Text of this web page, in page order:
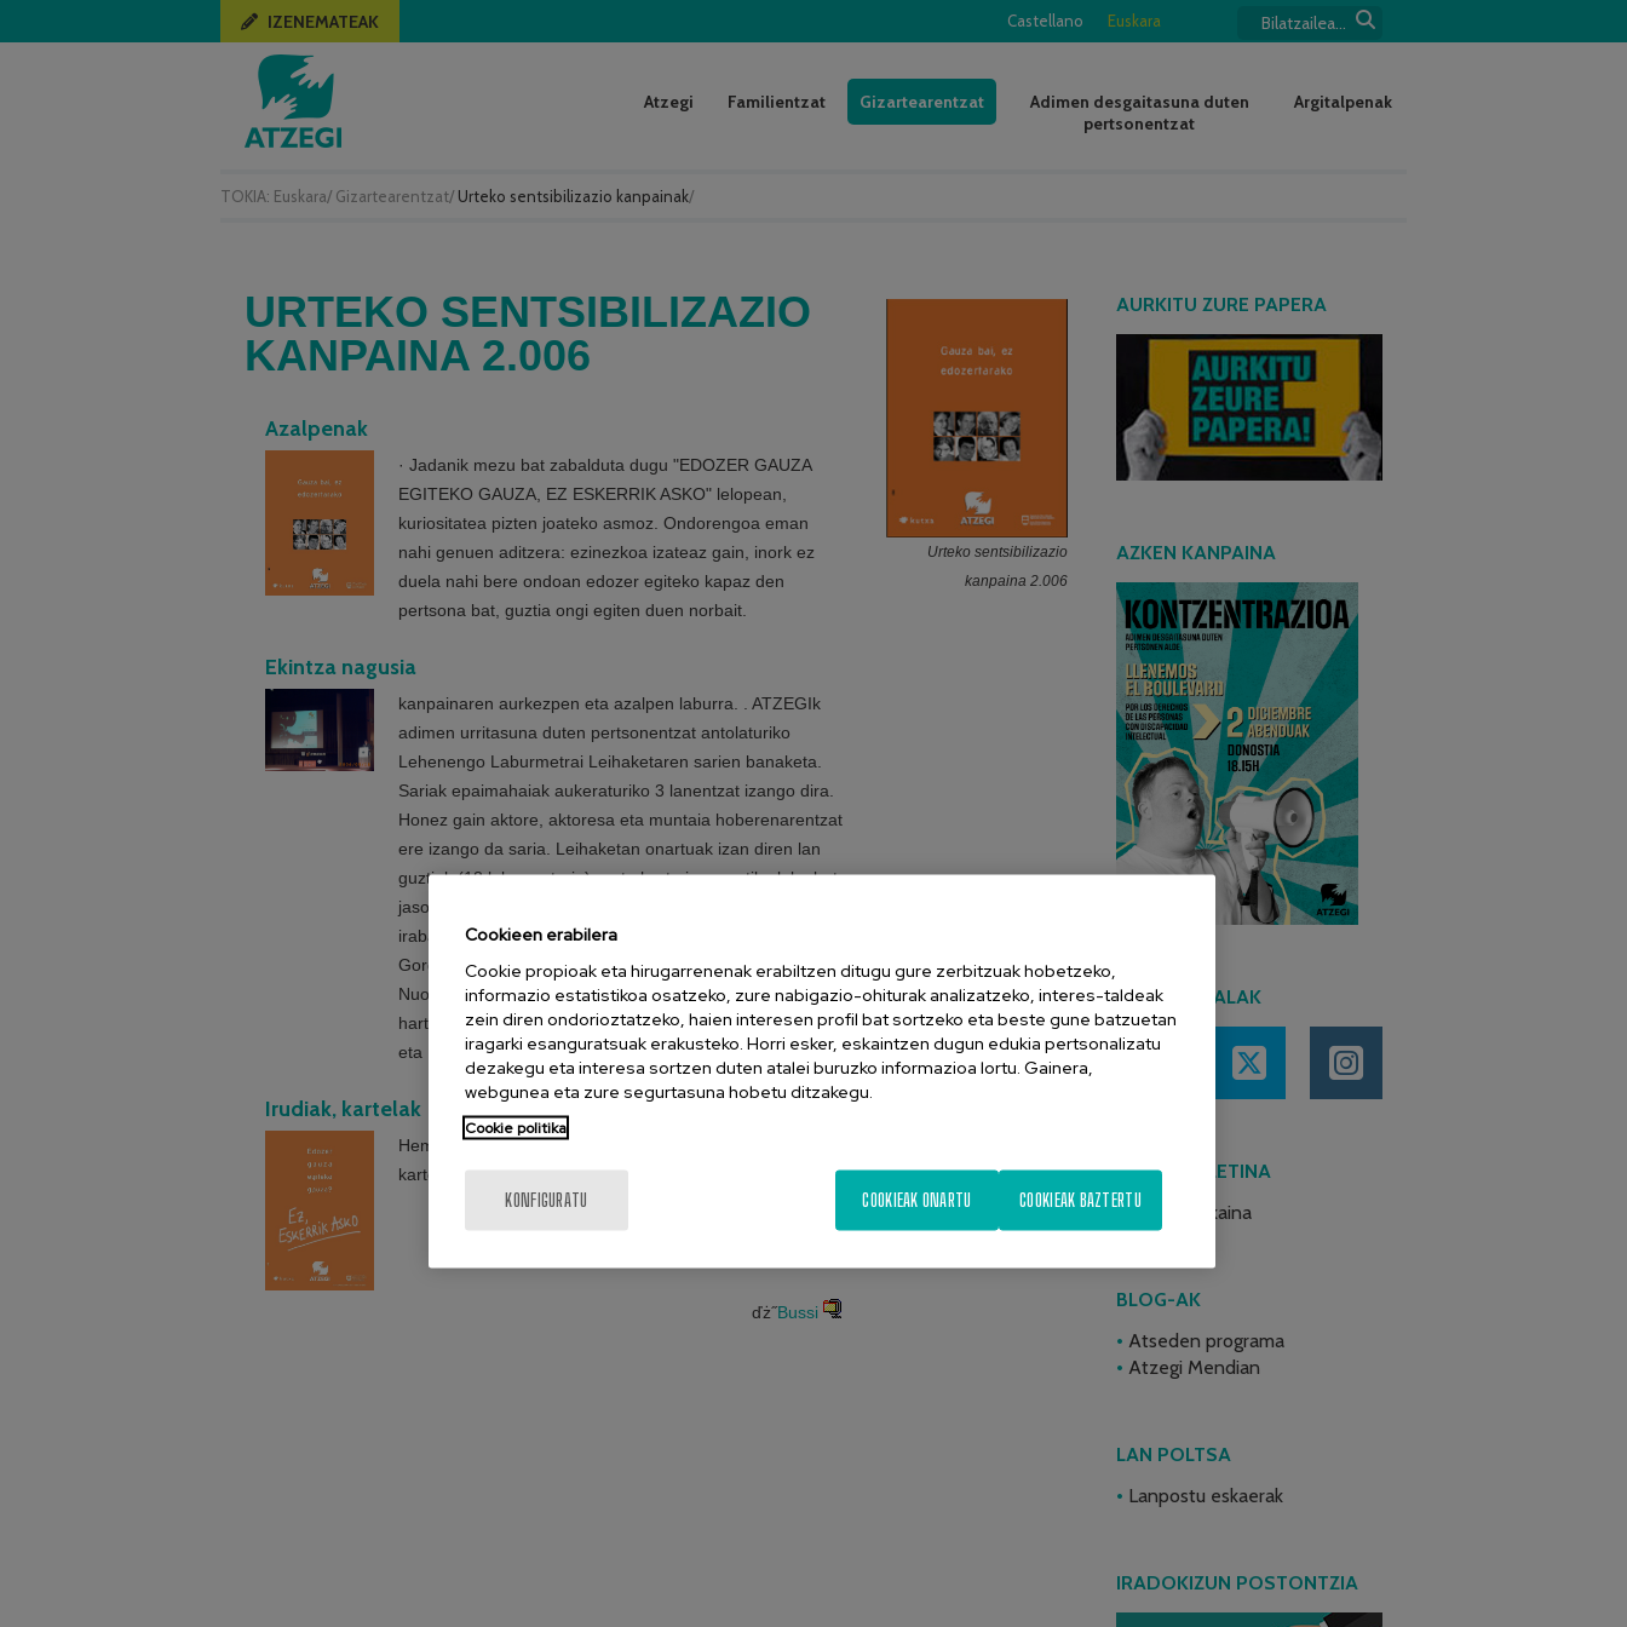
TOKIA: Euskara/ Gizartearentzat/ Urteko sentsibilizazio kanpainak/
Castellano Euskara
IZENEMATEAK
Atzegi Familientzat Gizartearentzat
Adimen desgaitasuna duten
pertsonentzat
Argitalpenak
URTEKO SENTSIBILIZAZIO
KANPAINA 2.006
Azalpenak
· Jadanik mezu bat zabalduta dugu "EDOZER GAUZA
EGITEKO GAUZA, EZ ESKERRIK ASKO" lelopean,
kuriositatea pizten joateko asmoz. Ondorengoa eman
nahi genuen aditzera: ezinezkoa izateaz gain, inork ez
duela nahi bere ondoan edozer egiteko kapaz den
pertsona bat, guztia ongi egiten duen norbait.
Ekintza nagusia
kanpainaren aurkezpen eta azalpen laburra. . ATZEGIk
adimen urritasuna duten pertsonentzat antolaturiko
Lehenengo Laburmetrai Leihaketaren sarien banaketa.
Sariak epaimahaiak aukeraturiko 3 lanentzat izango dira.
Honez gain aktore, aktoresa eta muntaia hoberenarentzat
ere izango da saria. Leihaketan onartuak izan diren lan
guztiek (18 laburmetraia) parte hartu izanagatik plaka bat
jasoko dute. Aukeraturiko 3 lanak ikusiko dira eta azkenik
irabazlearen izena ezagutuko dugu. Sari bezala
Gorgonzolara (Italia) joango dira "V Festival del Cinema
Nuovo (Concorso Nazionale per Cortometraggi)"an parte
hartzera, aipaturiko herrian izango dena 2006ko urriak 11
eta 14 bitartean.
Irudiak, kartelak
Hemen ikus ditzazkezue erabili ditugun argazki, irudi,
kartelak eta abar.
ďż˝Bussi
Urteko sentsibilizazio
kanpaina 2.006
AURKITU ZURE PAPERA
AZKEN KANPAINA
SARE SOZIALAK
AZKEN BULETINA
2026ko ekaina
BLOG-AK
Atseden programa
Atzegi Mendian
LAN POLTSA
Lanpostu eskaerak
IRADOKIZUN POSTONTZIA
Cookieen erabilera
Cookie propioak eta hirugarrenenak erabiltzen ditugu gure zerbitzuak hobetzeko,
informazio estatistikoa osatzeko, zure nabigazio-ohiturak analizatzeko, interes-taldeak
zein diren ondorioztatzeko, haien interesen profil bat sortzeko eta beste gune batzuetan
iragarki esanguratsuak erakusteko. Horri esker, eskaintzen dugun edukia pertsonalizatu
dezakegu eta interesa sortzen duten atalei buruzko informazioa lortu. Gainera,
webgunea eta zure segurtasuna hobetu ditzakegu.
Cookie politika
KONFIGURATU COOKIEAK BAZTERTU
COOKIEAK ONARTU